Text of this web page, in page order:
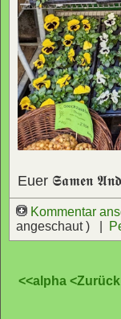
Euer 𝕾𝖆𝖒𝖊𝖓
Kommentar
angeschaut ) |
<<alpha <Zurück